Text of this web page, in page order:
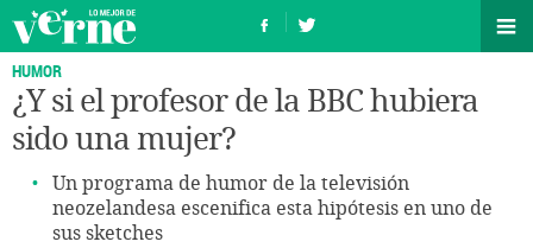
HUMOR
¿Y si el profesor de la BBC hubiera
sido una mujer?
Un programa de humor de la televisión
neozelandesa escenifica esta hipótesis en uno de
sus sketches